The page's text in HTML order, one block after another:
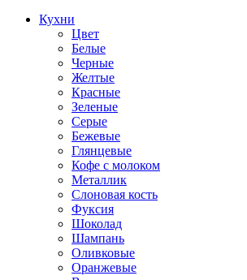
Кухни
Цвет
Белые
Черные
Желтые
Красные
Зеленые
Серые
Бежевые
Глянцевые
Кофе с молоком
Металлик
Слоновая кость
Фуксия
Шоколад
Шампань
Оливковые
Оранжевые